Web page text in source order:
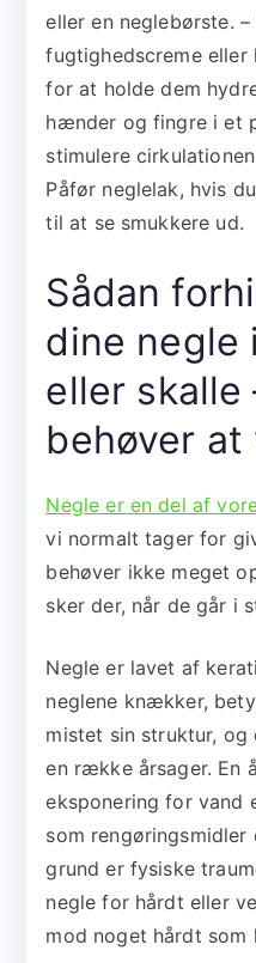
eller en neglebørste.
fugtighedscreme eller
for at holde dem
hænder og fingre i et
stimulere
Påfør neglelak, hvis
til at se smukkere ud.
Sådan
dine
eller skalle
behøver at
Negle er en del af
vi normalt tager for
behøver ikke meget
sker der, når de går i
Negle er lavet af
neglene knækker,
mistet sin struktur,
en række årsager. En
eksponering for vand
som
grund er fysiske
negle for hårdt eller
mod noget hårdt som